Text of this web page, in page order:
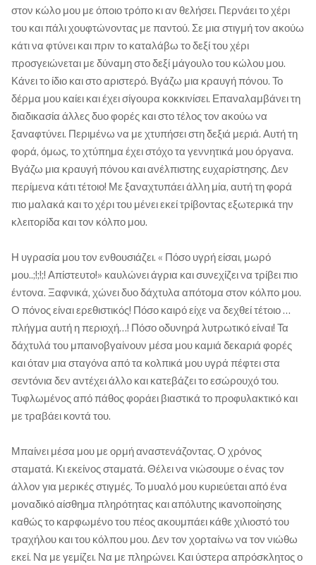
στον κώλο μου με όποιο τρόπο κι αν θελήσει. Περνάει το χέρι
του και πάλι χουφτώνοντας με παντού. Σε μια στιγμή τον ακούω
κάτι να φτύνει και πριν το καταλάβω το δεξί του χέρι
προσγειώνεται με δύναμη στο δεξί μάγουλο του κώλου μου.
Κάνει το ίδιο και στο αριστερό. Βγάζω μια κραυγή πόνου. Το
δέρμα μου καίει και έχει σίγουρα κοκκινίσει. Επαναλαμβάνει τη
διαδικασία άλλες δυο φορές και στο τέλος τον ακούω να
ξαναφτύνει. Περιμένω να με χτυπήσει στη δεξιά μεριά. Αυτή τη
φορά, όμως, το χτύπημα έχει στόχο τα γεννητικά μου όργανα.
Βγάζω μια κραυγή πόνου και ανέλπιστης ευχαρίστησης. Δεν
περίμενα κάτι τέτοιο! Με ξαναχτυπάει άλλη μία, αυτή τη φορά
πιο μαλακά και το χέρι του μένει εκεί τρίβοντας εξωτερικά την
κλειτορίδα και τον κόλπο μου.
Η υγρασία μου τον ενθουσιάζει. « Πόσο υγρή είσαι, μωρό
μου..;!;!;! Απίστευτο!» καυλώνει άγρια και συνεχίζει να τρίβει πιο
έντονα. Ξαφνικά, χώνει δυο δάχτυλα απότομα στον κόλπο μου.
Ο πόνος είναι ερεθιστικός! Πόσο καιρό είχε να δεχθεί τέτοιο …
πλήγμα αυτή η περιοχή…! Πόσο οδυνηρά λυτρωτικό είναι! Τα
δάχτυλά του μπαινοβγαίνουν μέσα μου καμιά δεκαριά φορές
και όταν μια σταγόνα από τα κολπικά μου υγρά πέφτει στα
σεντόνια δεν αντέχει άλλο και κατεβάζει το εσώρουχό του.
Τυφλωμένος από πάθος φοράει βιαστικά το προφυλακτικό και
με τραβάει κοντά του.
Μπαίνει μέσα μου με ορμή αναστενάζοντας. Ο χρόνος
σταματά. Κι εκείνος σταματά. Θέλει να νιώσουμε ο ένας τον
άλλον για μερικές στιγμές. Το μυαλό μου κυριεύεται από ένα
μοναδικό αίσθημα πληρότητας και απόλυτης ικανοποίησης
καθώς το καρφωμένο του πέος ακουμπάει κάθε χιλιοστό του
τραχήλου και του κόλπου μου. Δεν τον χορταίνω να τον νιώθω
εκεί. Να με γεμίζει. Να με πληρώνει. Και ύστερα απρόσκλητος ο